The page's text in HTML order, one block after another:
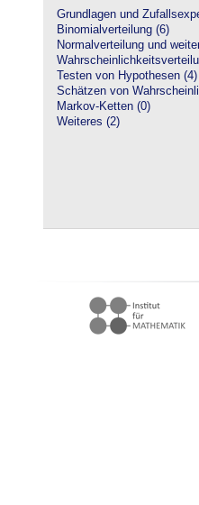
Grundlagen und
Binomialverteilung (6)
Normalverteilung und
Testen von Hypothesen (4)
Schätzen von
Markov-Ketten (0)
Weiteres (2)